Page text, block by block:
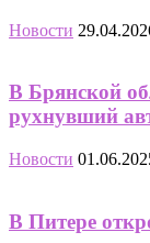
Новости
В Брянской
рухнувший
Новости
В Питере